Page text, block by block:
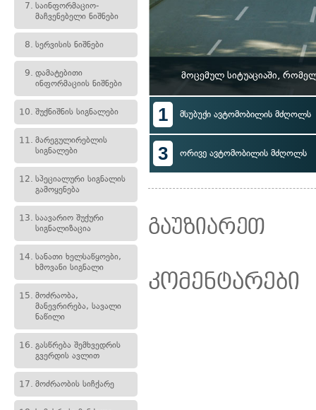
7. საინფორმაციო-
მაჩვენებელი ნიშნები
8. სერვისის ნიშნები
9. დამატებითი
ინფორმაციის ნიშნები
10. შუქნიშნის სიგნალები
11. მარეგულირებლის
სიგნალები
12. სპეციალური სიგნალის
გამოყენება
13. საავარიო შუქური
სიგნალიზაცია
14. სანათი ხელსაწყოები,
ხმოვანი სიგნალი
15. მოძრაობა,
მანევრირება, სავალი
ნაწილი
16. გასწრება შემხვედრის
გვერდის ავლით
17. მოძრაობის სიჩქარე
მოცემულ სიტუაციაში,
1 მსუბუქი ავტომობილის მძღოლს
3 ორივე ავტომობილის მძღოლს
გაუზიარეთ
კომენტარები